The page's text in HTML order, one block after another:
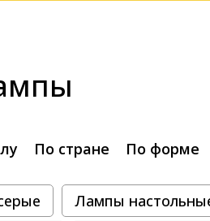
По стране По форме
Лампы